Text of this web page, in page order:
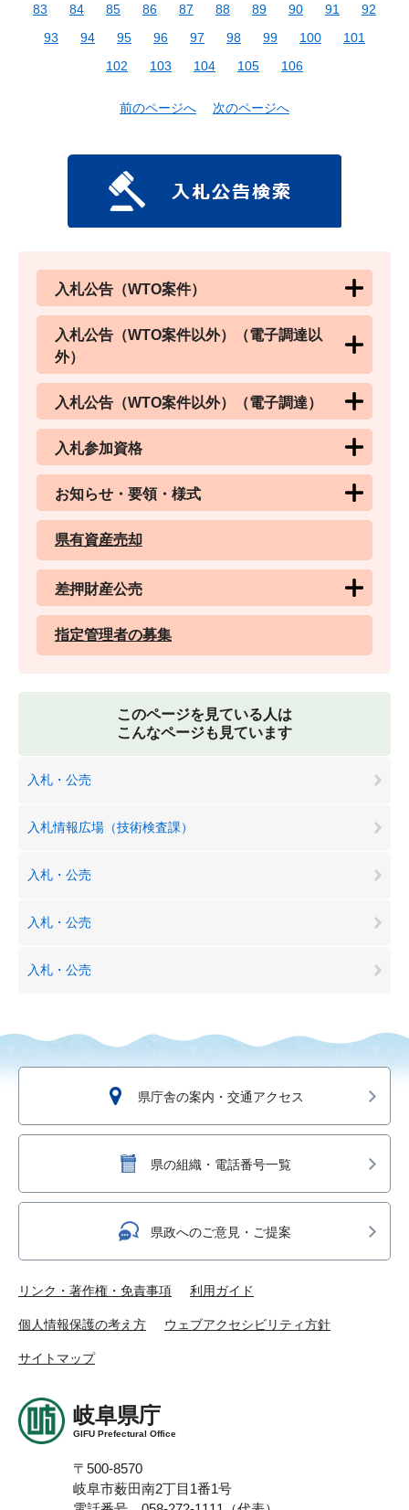
83
84 85 86 87 88 89 90 91
92
93
94 95 96 97 98 99 100
101
102
103 104 105 106
前のページへ 次のページへ
入札公告（WTO案件）
入札公告（WTO案件以外）（電子調達以
外）
入札公告（WTO案件以外）（電子調達）
入札参加資格
お知らせ・要領・様式
県有資産売却
差押財産公売
指定管理者の募集
このページを見ている人は
こんなページも見ています
入札・公売
入札情報広場（技術検査課）
入札・公売
入札・公売
入札・公売
県庁舎の案内・交通アクセス
県の組織・電話番号一覧
県政へのご意見・ご提案
リンク・著作権・免責事項 利用ガイド
個人情報保護の考え方 ウェブアクセシビリティ方針
サイトマップ
岐阜県庁
GIFU Prefectural Office
〒500-8570
岐阜市薮田南2丁目1番1号